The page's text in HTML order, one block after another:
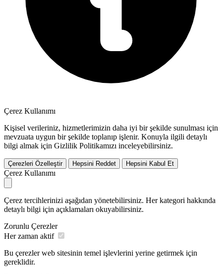
Çerez Kullanımı
Kişisel verileriniz, hizmetlerimizin daha iyi bir şekilde sunulması için
mevzuata uygun bir şekilde toplanıp işlenir. Konuyla ilgili detaylı
bilgi almak için Gizlilik Politikamızı inceleyebilirsiniz.
Çerezleri Özelleştir Hepsini Reddet Hepsini Kabul Et
Çerez Kullanımı
Çerez tercihlerinizi aşağıdan yönetebilirsiniz. Her kategori hakkında
detaylı bilgi için açıklamaları okuyabilirsiniz.
Zorunlu Çerezler
Her zaman aktif
Bu çerezler web sitesinin temel işlevlerini yerine getirmek için
gereklidir.